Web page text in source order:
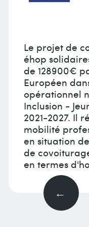
Le projet de
éhop
de 128900€
Européen
opérationnel
Inclusion -
2021-2027. Il
mobilité
en situation
de
en termes